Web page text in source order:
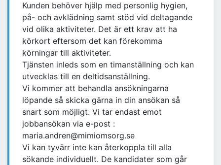
Kunden behöver hjälp med personlig hygien,
på- och avklädning samt stöd vid deltagande
vid olika aktiviteter. Det är ett krav att ha
körkort eftersom det kan förekomma
körningar till aktiviteter.
Tjänsten inleds som en timanställning och kan
utvecklas till en deltidsanställning.
Vi kommer att behandla ansökningarna
löpande så skicka gärna in din ansökan så
snart som möjligt. Vi tar endast emot
jobbansökan via e-post :
maria.andren@mimiomsorg.se
Vi kan tyvärr inte kan återkoppla till alla
sökande individuellt. De kandidater som går